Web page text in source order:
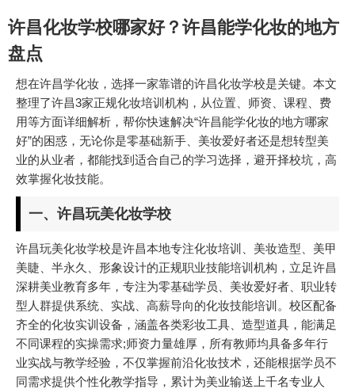
许昌化妆学校哪家好？许昌能学化妆的地方
盘点
想在许昌学化妆，选择一家靠谱的许昌化妆学校是关键。本文
整理了许昌3家正规化妆培训机构，从位置、师资、课程、费
用等方面详细解析，帮你快速解决“许昌能学化妆的地方哪家
好”的困惑，无论你是零基础新手、美妆爱好者还是想转型美
业的从业者，都能找到适合自己的学习选择，避开择校坑，高
效掌握化妆技能。
一、许昌玩美化妆学校
许昌玩美化妆学校是许昌本地专注化妆培训、美妆造型、美甲
美睫、半永久、形象设计的正规职业技能培训机构，立足许昌
深耕美业教育多年，专注为零基础学员、美妆爱好者、职业转
型人群提供系统、实战、高薪导向的化妆技能培训。校区配备
齐全的化妆实训设备，涵盖各类彩妆工具、造型道具，能满足
不同课程的实操需求;师资力量雄厚，所有教师均具备多年行
业实战与教学经验，不仅掌握前沿化妆技术，还能根据学员不
同需求提供个性化教学指导，累计为美业输送上千名专业人